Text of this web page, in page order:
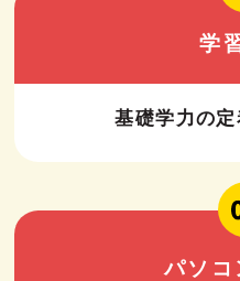
学
基礎学力の定
パソ